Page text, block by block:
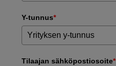
Y-tunnus*
Tilaajan sähköpostiosoite*